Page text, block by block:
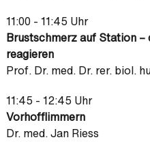
11:00 - 11:45 Uhr
Brustschmerz auf Station
reagieren
Prof. Dr. med. Dr. rer. biol.
11:45 - 12:45 Uhr
Vorhofflimmern
Dr. med. Jan Riess